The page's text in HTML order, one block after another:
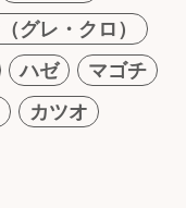
グレ・クロ）
ハゼ
マゴチ
カツオ